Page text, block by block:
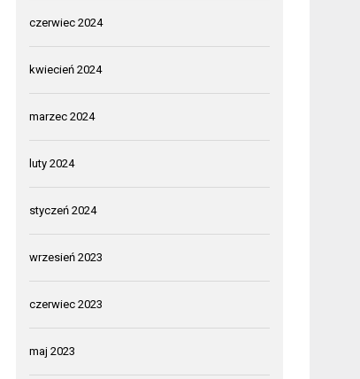
czerwiec 2024
kwiecień 2024
marzec 2024
luty 2024
styczeń 2024
wrzesień 2023
czerwiec 2023
maj 2023